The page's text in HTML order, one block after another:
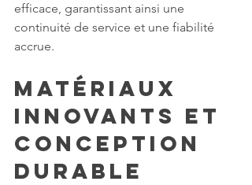
efficace, garantissant ainsi une
continuité de service et une fiabilité
accrue.
Matériaux
Innovants et
Conception
Durable